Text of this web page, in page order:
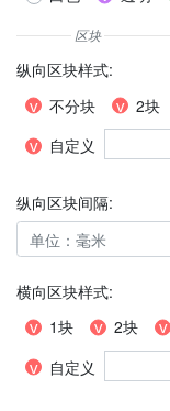
纵向区块样式:
不分块
2块
自定义
纵向区块间隔:
横向区块样式:
1块
2块
自定义